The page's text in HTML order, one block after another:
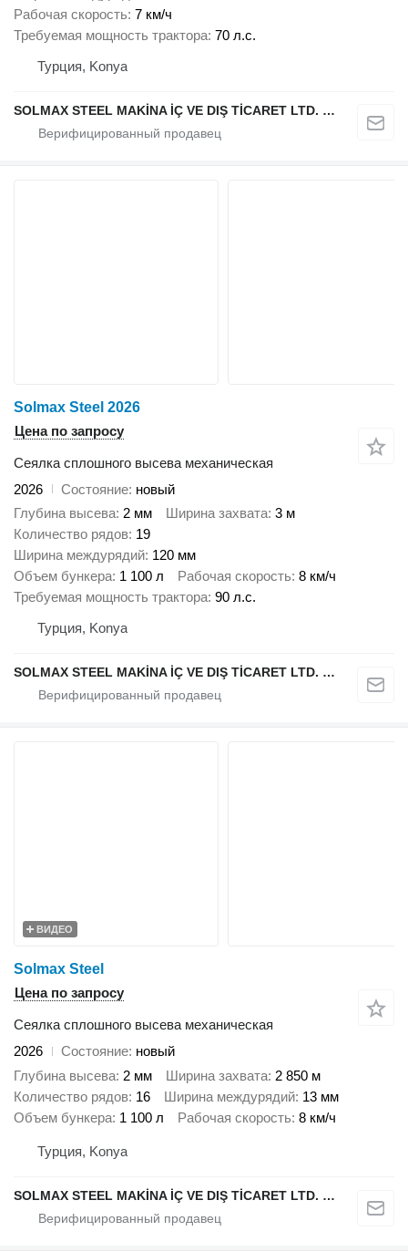
Рабочая скорость 7 км/ч
Требуемая мощность трактора 70 л.с.
Турция, Konya
SOLMAX STEEL MAKİNA İÇ VE DIŞ TİCARET LTD. ŞTİ.
Solmax Steel 2026
Цена по запросу
Сеялка сплошного высева механическая
2026
Состояние новый
Глубина высева 2 мм Ширина захвата 3 м
Количество рядов 19
Ширина междурядий 120 мм
Объем бункера 1 100 л Рабочая скорость 8 км/ч
Требуемая мощность трактора 90 л.с.
Турция, Konya
SOLMAX STEEL MAKİNA İÇ VE DIŞ TİCARET LTD. ŞTİ.
ВИДЕО
Solmax Steel
Цена по запросу
Сеялка сплошного высева механическая
2026
Состояние новый
Глубина высева 2 мм Ширина захвата 2 850 м
Количество рядов 16 Ширина междурядий 13 мм
Объем бункера 1 100 л Рабочая скорость 8 км/ч
Турция, Konya
SOLMAX STEEL MAKİNA İÇ VE DIŞ TİCARET LTD. ŞTİ.